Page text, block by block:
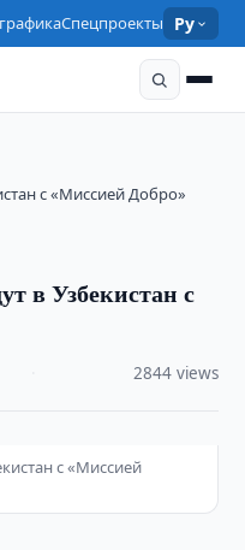
Спецпроекты Ру
с «Миссией Добро»
в Узбекистан с
2844 views
с «Миссией